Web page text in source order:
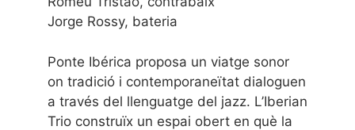
Jorge Rossy, bateria
Ponte Ibérica proposa un viatge sonor
on tradició i contemporaneïtat dialoguen
a través del llenguatge del jazz. L’Iberian
Trio construïx un espai obert en què la